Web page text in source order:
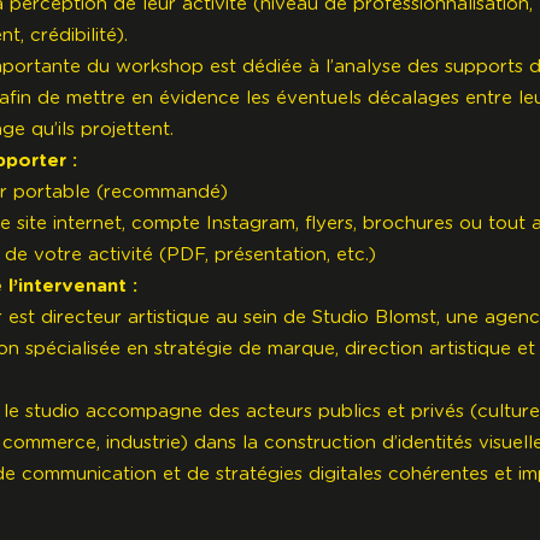
perception de leur activité (niveau de professionnalisation,
crédibilité).
du workshop est dédiée à l’analyse des supports
de mettre en évidence les éventuels décalages entre
qu’ils projettent.
:
portable (recommandé)
site internet, compte Instagram, flyers, brochures ou tout
votre activité (PDF, présentation, etc.)
:
directeur artistique au sein de Studio Blomst, une
spécialisée en stratégie de marque, direction artistique
le studio accompagne des acteurs publics et privés
industrie) dans la construction d’identités
communication et de stratégies digitales cohérentes et